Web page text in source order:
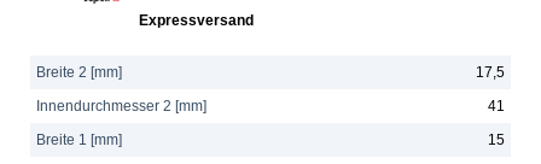
Expressversand
Breite 2 [mm]
17,5
Innendurchmesser 2 [mm]
41
Breite 1 [mm]
15